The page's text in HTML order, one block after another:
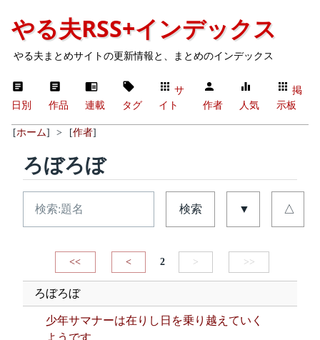
やる夫RSS+インデックス
やる夫まとめサイトの更新情報と、まとめのインデックス
日別 作品 連載 タグ
サ
イト
作者 人気
掲
示板
[ホーム] > [作者]
ろぼろぼ
検索 ▼ △
<< < 2 > >>
ろぼろぼ
少年サマナーは在りし日を乗り越えていく
ようです